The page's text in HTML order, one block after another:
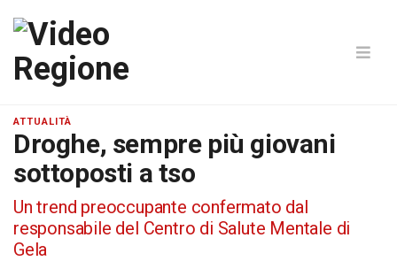
ATTUALITÀ
Droghe, sempre più giovani
sottoposti a tso
Un trend preoccupante confermato dal
responsabile del Centro di Salute Mentale di
Gela